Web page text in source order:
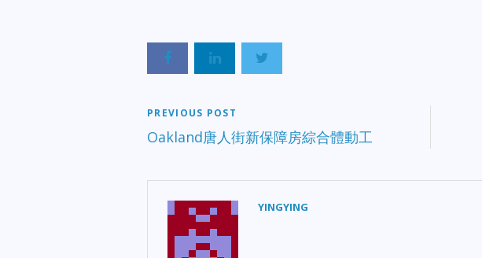
PREVIOUS POST
Oakland唐人街新保障房綜合體動工
YINGYING